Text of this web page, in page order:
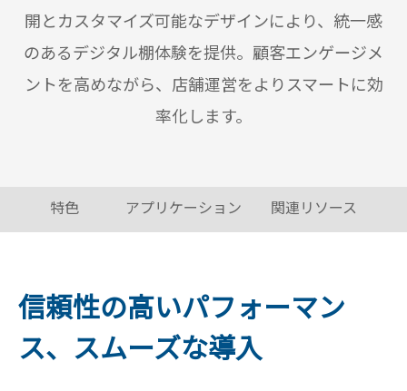
開とカスタマイズ可能なデザインにより、統一感
のあるデジタル棚体験を提供。顧客エンゲージメ
ントを高めながら、店舗運営をよりスマートに効
率化します。
特色 アプリケーション 関連リソース
信頼性の高いパフォーマン
ス、スムーズな導入